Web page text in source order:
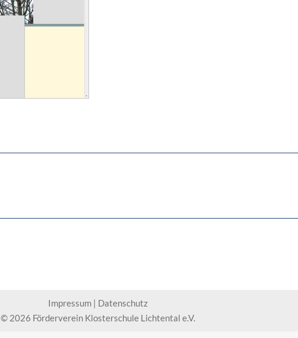
Impressum | Datenschutz
© 2026 Förderverein Klosterschule Lichtental e.V.